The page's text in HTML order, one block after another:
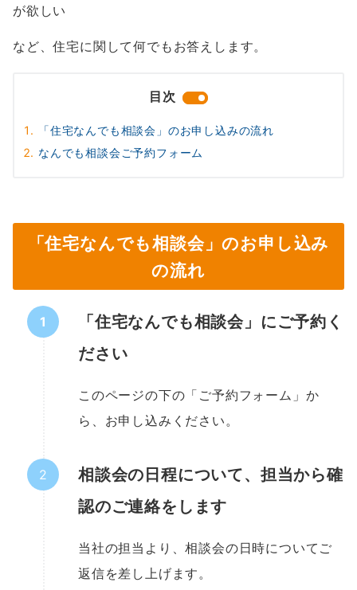
が欲しい
など、住宅に関して何でもお答えします。
目次
「住宅なんでも相談会」のお申し込みの流れ
なんでも相談会ご予約フォーム
「住宅なんでも相談会」のお申し込み
の流れ
「住宅なんでも相談会」にご予約く
ださい
このページの下の「ご予約フォーム」か
ら、お申し込みください。
相談会の日程について、担当から確
認のご連絡をします
当社の担当より、相談会の日時についてご
返信を差し上げます。